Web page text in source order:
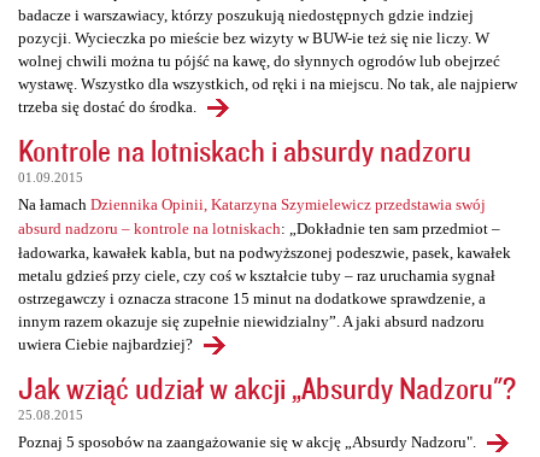
badacze i warszawiacy, którzy poszukują niedostępnych gdzie indziej
pozycji. Wycieczka po mieście bez wizyty w BUW-ie też się nie liczy. W
wolnej chwili można tu pójść na kawę, do słynnych ogrodów lub obejrzeć
wystawę. Wszystko dla wszystkich, od ręki i na miejscu. No tak, ale najpierw
trzeba się dostać do środka.
Kontrole na lotniskach i absurdy nadzoru
01.09.2015
Na łamach Dziennika Opinii, Katarzyna Szymielewicz przedstawia swój
absurd nadzoru – kontrole na lotniskach: „Dokładnie ten sam przedmiot –
ładowarka, kawałek kabla, but na podwyższonej podeszwie, pasek, kawałek
metalu gdzieś przy ciele, czy coś w kształcie tuby – raz uruchamia sygnał
ostrzegawczy i oznacza stracone 15 minut na dodatkowe sprawdzenie, a
innym razem okazuje się zupełnie niewidzialny”. A jaki absurd nadzoru
uwiera Ciebie najbardziej?
Jak wziąć udział w akcji „Absurdy Nadzoru"?
25.08.2015
Poznaj 5 sposobów na zaangażowanie się w akcję „Absurdy Nadzoru".